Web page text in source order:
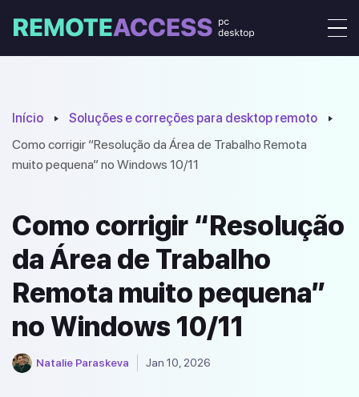
Início
Soluções e correções para desktop remoto
Como corrigir “Resolução da Área de Trabalho Remota
muito pequena” no Windows 10/11
Como corrigir “Resolução
da Área de Trabalho
Remota muito pequena”
no Windows 10/11
Natalie Paraskeva Jan 10, 2026